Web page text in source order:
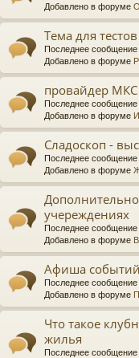
Добавлено в форуме
Тема для тестов
Последнее сообщение
Добавлено в форуме
провайдер МКС
Последнее сообщение
Добавлено в форуме
Сладоскоп -
Последнее сообщение
Добавлено в форуме
учереждениях
Последнее сообщение
Добавлено в форуме
Афиша событий
Последнее сообщение
Добавлено в форуме
Что такое
жилья
Последнее сообщение